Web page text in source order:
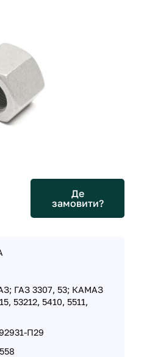
Де
замовити?
ГАЗ 3307, 53; КАМАЗ
53212, 5410, 5511,
П29